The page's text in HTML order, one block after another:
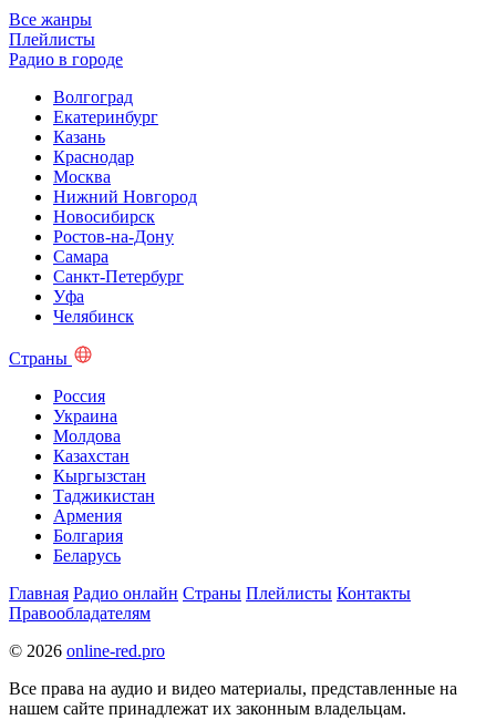
Все жанры
Плейлисты
Радио в городе
Волгоград
Екатеринбург
Казань
Краснодар
Москва
Нижний Новгород
Новосибирск
Ростов-на-Дону
Самара
Санкт-Петербург
Уфа
Челябинск
Страны
Россия
Украина
Молдова
Казахстан
Кыргызстан
Таджикистан
Армения
Болгария
Беларусь
Главная Радио онлайн Страны Плейлисты Контакты
Правообладателям
© 2026 online-red.pro
Все права на аудио и видео материалы, представленные на
нашем сайте принадлежат их законным владельцам.